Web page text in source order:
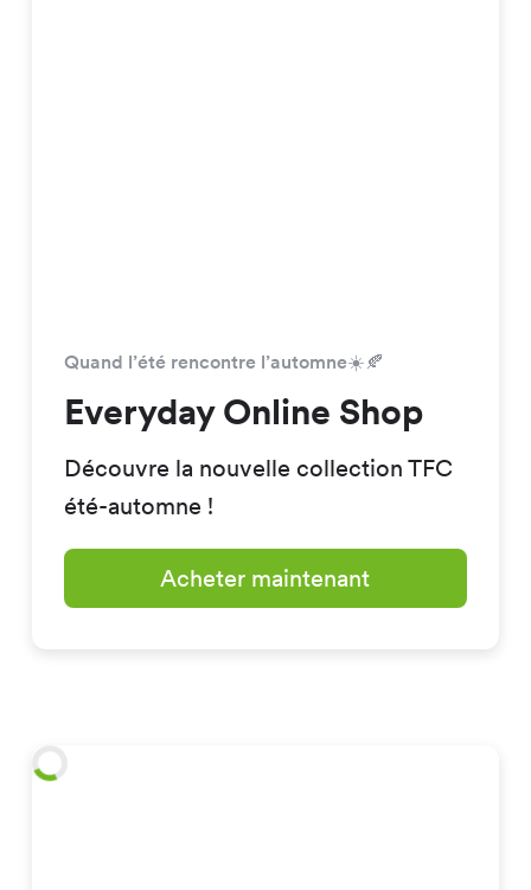
Quand l’été rencontre l’automne☀️🍂
Everyday Online Shop
Découvre la nouvelle collection TFC
été-automne !
Acheter maintenant